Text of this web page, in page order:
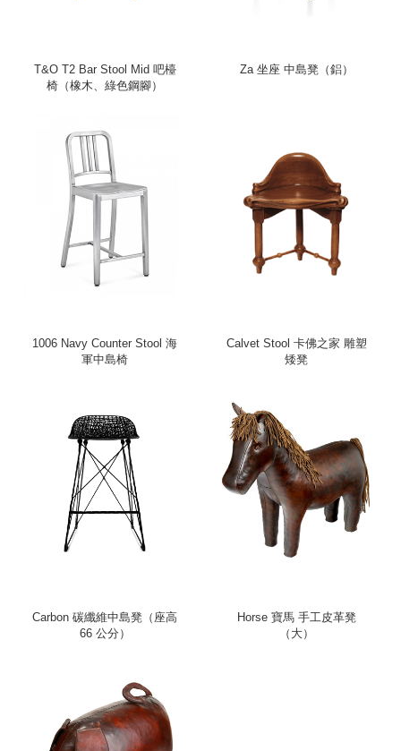
T&O T2 Bar Stool Mid 吧檯
椅（橡木、綠色鋼腳）
Za 坐座 中島凳（鋁）
1006 Navy Counter Stool 海
軍中島椅
Calvet Stool 卡佛之家 雕塑
矮凳
Carbon 碳纖維中島凳（座高
66 公分）
Horse 寶馬 手工皮革凳
（大）